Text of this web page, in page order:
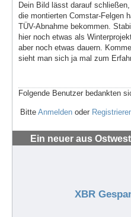
Dein Bild lässt darauf
die montierten Comstar-Felgen
TÜV-Abnahme bekommen.
hier noch etwas als
aber noch etwas dauern.
sieht man sich ja mal zum
Folgende Benutzer bedankten
Bitte Anmelden oder
Ein neuer aus
XBR